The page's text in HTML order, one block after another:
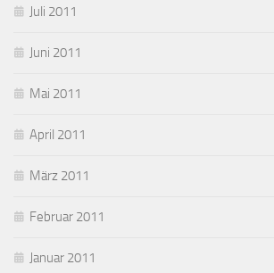
Juli 2011
Juni 2011
Mai 2011
April 2011
März 2011
Februar 2011
Januar 2011